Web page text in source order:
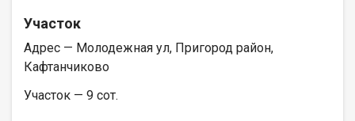
Участок
Адрес — Молодежная ул, Пригород район,
Кафтанчиково
Участок — 9 сот.